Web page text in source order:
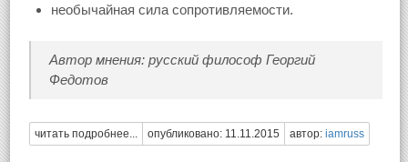
необычайная сила сопротивляемости.
Автор мнения: русский философ Георгий
Федотов
читать подробнее... опубликовано: 11.11.2015 автор: iamruss